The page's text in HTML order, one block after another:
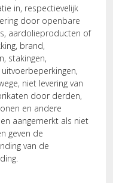
in, respectievelijk
door openbare
aardolieproducten of
brand,
stakingen,
niet levering van
door derden,
en andere
aangemerkt als niet
geven de
van de